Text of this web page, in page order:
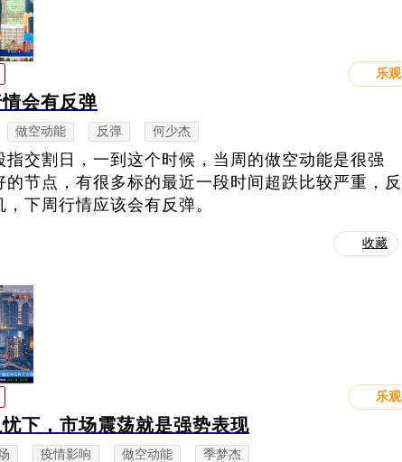
乐观
会有反弹
做空动能 反弹 何少杰
指交割日，一到这个时候，当周的做空动能是很强
的节点，有很多标的最近一段时间超跌比较严重，反
下周行情应该会有反弹。
收藏
乐观
下，市场震荡就是强势表现
疫情影响 做空动能 季梦杰